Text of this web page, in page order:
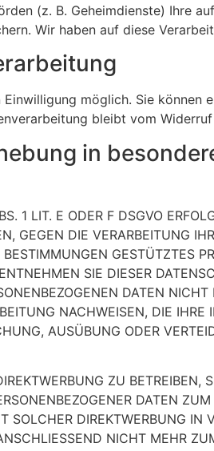
(z. B. Geheimdienste) Ihre
Wir haben auf diese
möglich. Sie können
bleibt vom
in
1 LIT. E ODER F DSGVO
GEGEN DIE VERARBEITUNG
GESTÜTZTES
SIE DIESER
DATEN
NACHWEISEN, DIE IHRE
AUSÜBUNG ODER
ZU BETREIBEN,
DATEN
SOLCHER DIREKTWERBUNG IN
NICHT MEHR